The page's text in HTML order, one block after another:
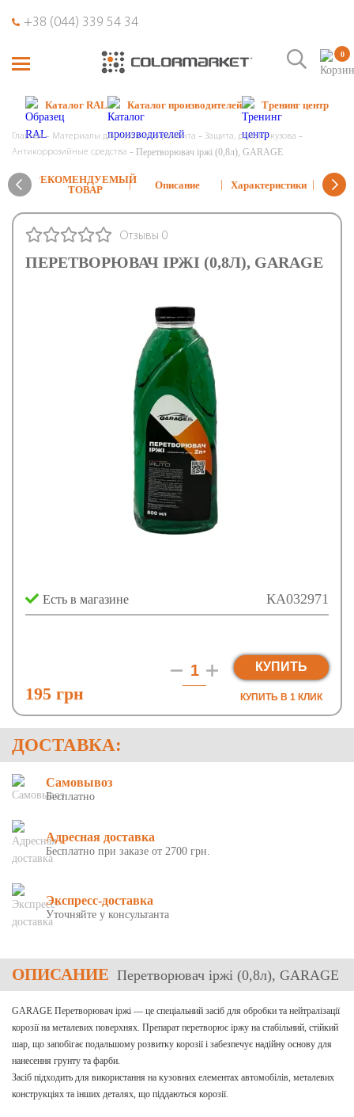
+38 (044) 339 54 34
0
Каталог RAL Каталог производителей Тренинг центр
Главная Материалы для кузовного ремонта
Защита, ремонт кузова
Антикоррозийные средства
Перетворювач іржі (0,8л), GARAGE
РЕКОМЕНДУЕМЫЙ
ТОВАР
Описание Характеристики
ПЕРЕТВОРЮВАЧ ІРЖІ (0,8Л), GARAGE
Отзывы 0
КА032971
Есть в магазине
195 грн
КУПИТЬ
КУПИТЬ В 1 КЛИК
ДОСТАВКА:
Самовывоз
Бесплатно
Адресная доставка
Бесплатно при заказе от 2700 грн.
Экспресс-доставка
Уточняйте у консультанта
ОПИСАНИЕ Перетворювач іржі (0,8л), GARAGE
GARAGE Перетворювач іржі — це спеціальний засіб для обробки та нейтралізації
корозії на металевих поверхнях. Препарат перетворює іржу на стабільний, стійкий
шар, що запобігає подальшому розвитку корозії і забезпечує надійну основу для
нанесення грунту та фарби.
Засіб підходить для використання на кузовних елементах автомобілів, металевих
конструкціях та інших деталях, що піддаються корозії.